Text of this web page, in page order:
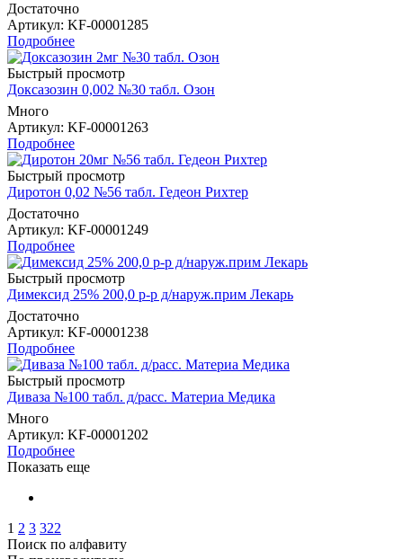
Достаточно
Артикул: KF-00001285
Подробнее
Быстрый просмотр
Доксазозин 0,002 №30 табл. Озон
Много
Артикул: KF-00001263
Подробнее
Быстрый просмотр
Диротон 0,02 №56 табл. Гедеон Рихтер
Достаточно
Артикул: KF-00001249
Подробнее
Быстрый просмотр
Димексид 25% 200,0 р-р д/наруж.прим Лекарь
Достаточно
Артикул: KF-00001238
Подробнее
Быстрый просмотр
Диваза №100 табл. д/расс. Материа Медика
Много
Артикул: KF-00001202
Подробнее
Показать еще
1 2 3 322
Поиск по алфавиту